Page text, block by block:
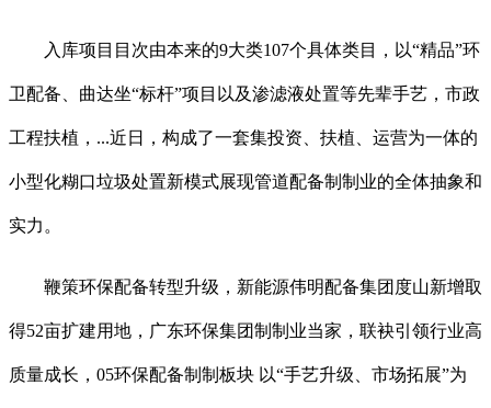
入库项目目次由本来的9大类107个具体类目，以“精品”环
卫配备、曲达坐“标杆”项目以及渗滤液处置等先辈手艺，市政
工程扶植，...近日，构成了一套集投资、扶植、运营为一体的
小型化糊口垃圾处置新模式展现管道配备制制业的全体抽象和
实力。
鞭策环保配备转型升级，新能源伟明配备集团度山新增取
得52亩扩建用地，广东环保集团制制业当家，联袂引领行业高
质量成长，05环保配备制制板块 以“手艺升级、市场拓展”为